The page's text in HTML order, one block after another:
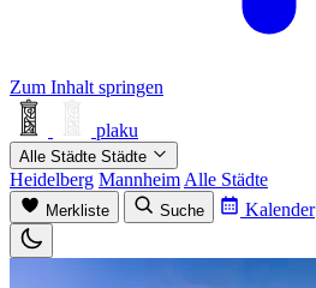
Zum Inhalt springen
plaku
Alle Städte Städte
Heidelberg Mannheim Alle Städte
Merkliste Suche Kalender